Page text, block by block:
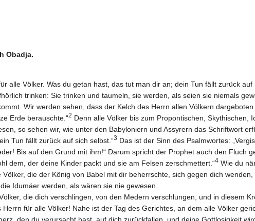
Obadja.
alle Völker. Was du getan hast, das tut man dir an; dein Tun fällt zurück
trinken: Sie trinken und taumeln, sie werden, als seien sie niemals
Wir werden sehen, dass der Kelch des Herrn allen Völkern
Erde berauschte.“2 Denn alle Völker bis zum Propontischen, Skythischen,
so sehen wir, wie unter den Babyloniern und Assyrern das Schriftwort
Tun fällt zurück auf sich selbst.“3 Das ist der Sinn des Psalmwortes:
Bis auf den Grund mit ihm!“ Darum spricht der Prophet auch den Fluch
dem, der deine Kinder packt und sie am Felsen zerschmettert.“4 Wie du
die der König von Babel mit dir beherrschte, sich gegen dich
Idumäer werden, als wären sie nie gewesen.
die dich verschlingen, von den Medern verschlungen, und in diesem
für alle Völker! Nahe ist der Tag des Gerichtes, an dem alle Völker